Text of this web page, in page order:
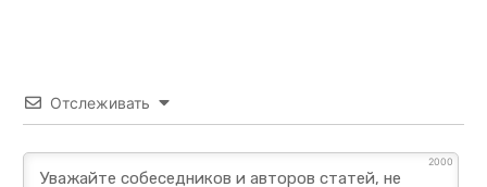
Отслеживать
2000